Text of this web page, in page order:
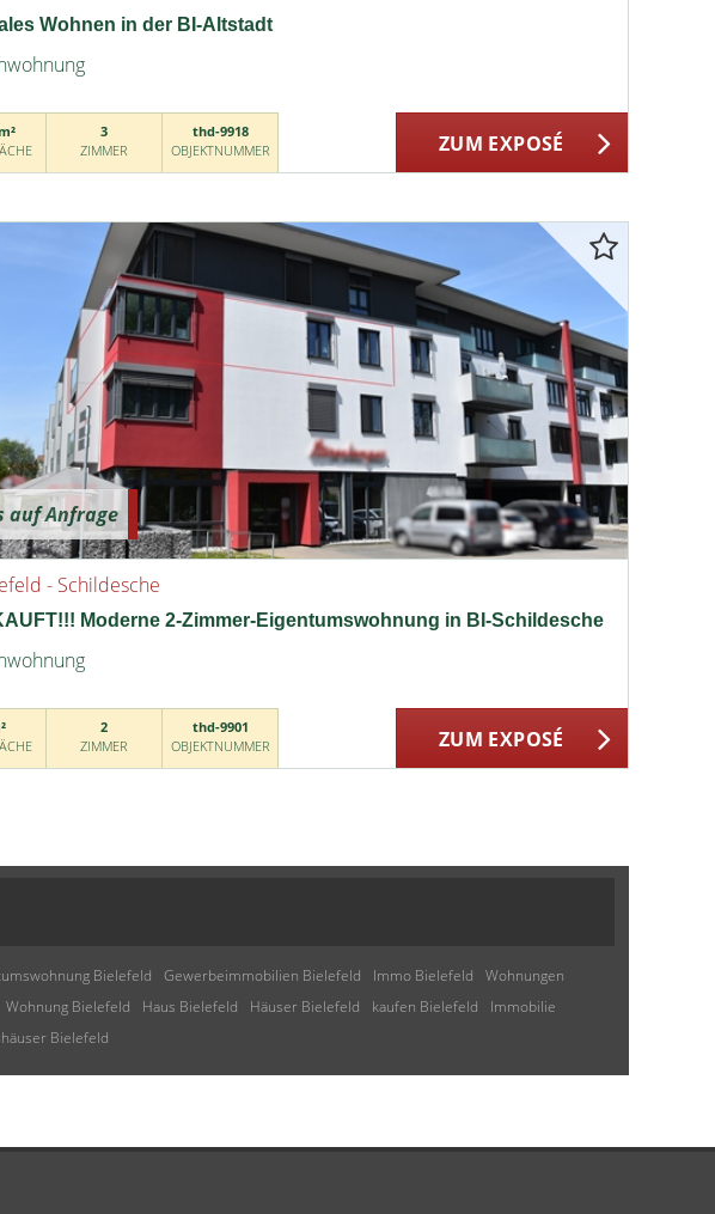
Wohnen in der BI-Altstadt
3
ZIMMER
thd-9918
OBJEKTNUMMER
ZUM EXPOSÉ
auf Anfrage
- Schildesche
Moderne 2-Zimmer-Eigentumswohnung in BI-Schildesche
2
ZIMMER
thd-9901
OBJEKTNUMMER
ZUM EXPOSÉ
Bielefeld Gewerbeimmobilien Bielefeld Immo Bielefeld
Wohnungen
Wohnung Bielefeld Haus Bielefeld Häuser Bielefeld kaufen Bielefeld
Immobilie
Bielefeld